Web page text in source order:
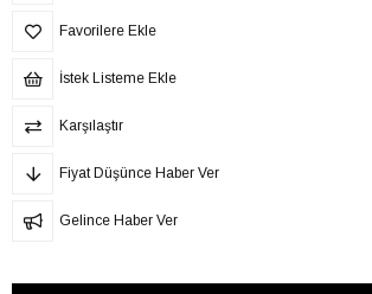
Favorilere Ekle
İstek Listeme Ekle
Karşılaştır
Fiyat Düşünce Haber Ver
Gelince Haber Ver